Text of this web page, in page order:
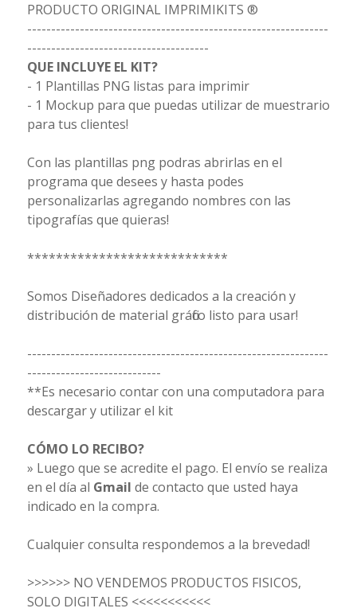
PRODUCTO ORIGINAL IMPRIMIKITS ®
---------------------------------------------------------------
--------------------------------------
QUE INCLUYE EL KIT?
- 1 Plantillas PNG listas para imprimir
- 1 Mockup para que puedas utilizar de muestrario
para tus clientes!
Con las plantillas png podras abrirlas en el
programa que desees y hasta podes
personalizarlas agregando nombres con las
tipografías que quieras!
****************************
Somos Diseñadores dedicados a la creación y
distribución de material gráfico listo para usar!
---------------------------------------------------------------
----------------------------
**Es necesario contar con una computadora para
descargar y utilizar el kit
CÓMO LO RECIBO?
» Luego que se acredite el pago. El envío se realiza
en el día al Gmail de contacto que usted haya
indicado en la compra.
Cualquier consulta respondemos a la brevedad!
>>>>>> NO VENDEMOS PRODUCTOS FISICOS,
SOLO DIGITALES <<<<<<<<<<<